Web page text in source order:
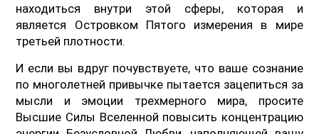
находиться внутри этой сферы, которая и
является Островком Пятого измерения в мире
третьей плотности.
И если вы вдруг почувствуете, что ваше сознание
по многолетней привычке пытается зацепиться за
мысли и эмоции трехмерного мира, просите
Высшие Силы Вселенной повысить концентрацию